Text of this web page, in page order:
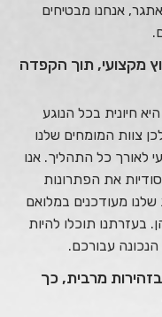
אנחנו מבטיחים
מקצועי, תוך הקפדה
חיונית בכל הנוגע
צוות המומחים שלנו
לאורך כל התהליך. אנו
את הפתרונות
שלנו מעודכנים במלואם
בעזרתנו תוכלו להיות
עבורכם.
מרבית, כך